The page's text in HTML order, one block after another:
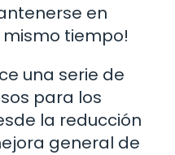
en
tiempo!
una serie de
para los
la reducción
general de